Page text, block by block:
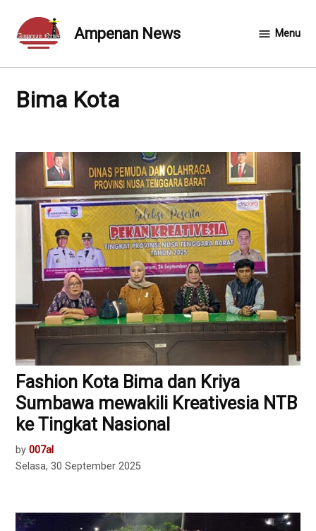
content
Ampenan News Menu
Bima Kota
Fashion Kota Bima dan Kriya
Sumbawa mewakili Kreativesia NTB
ke Tingkat Nasional
by 007al
Selasa, 30 September 2025